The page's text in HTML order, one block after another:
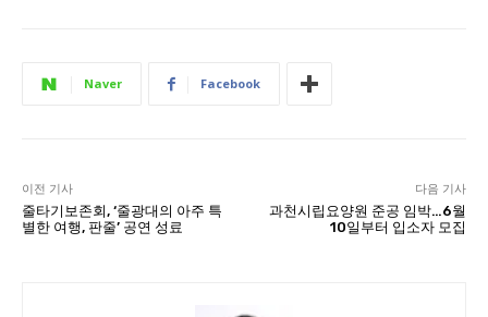
Naver Facebook
이전 기사
줄타기보존회, ‘줄광대의 아주 특
별한 여행, 판줄’ 공연 성료
다음 기사
과천시립요양원 준공 임박…6월
10일부터 입소자 모집